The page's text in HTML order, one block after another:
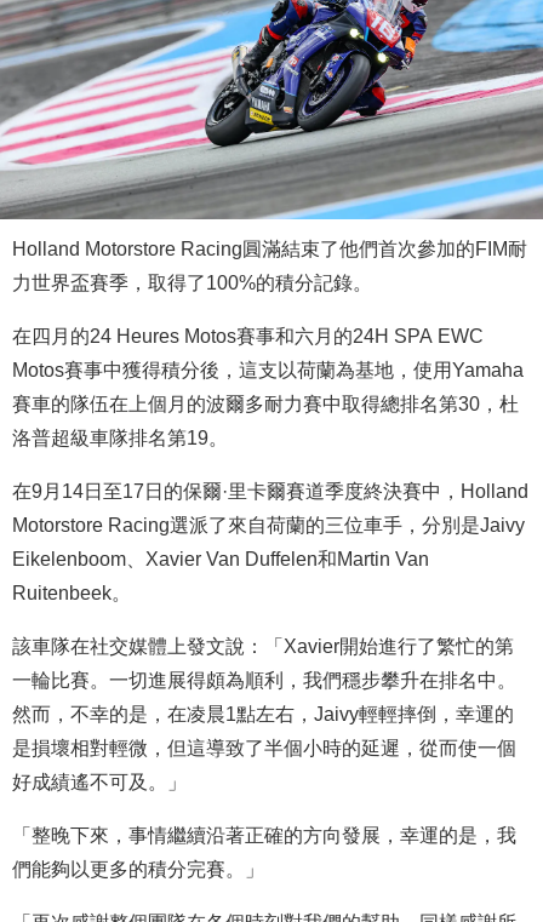
Holland Motorstore Racing圓滿結束了他們首次參加的FIM耐
力世界盃賽季，取得了100%的積分記錄。
在四月的24 Heures Motos賽事和六月的24H SPA EWC
Motos賽事中獲得積分後，這支以荷蘭為基地，使用Yamaha
賽車的隊伍在上個月的波爾多耐力賽中取得總排名第30，杜
洛普超級車隊排名第19。
在9月14日至17日的保爾·里卡爾賽道季度終決賽中，Holland
Motorstore Racing選派了來自荷蘭的三位車手，分別是Jaivy
Eikelenboom、Xavier Van Duffelen和Martin Van
Ruitenbeek。
該車隊在社交媒體上發文說：「Xavier開始進行了繁忙的第
一輪比賽。一切進展得頗為順利，我們穩步攀升在排名中。
然而，不幸的是，在凌晨1點左右，Jaivy輕輕摔倒，幸運的
是損壞相對輕微，但這導致了半個小時的延遲，從而使一個
好成績遙不可及。
」
「整晚下來，事情繼續沿著正確的方向發展，幸運的是，我
們能夠以更多的積分完賽。
」